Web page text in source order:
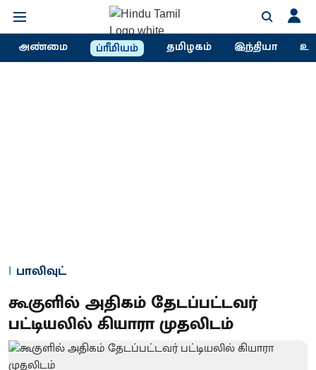
அண்மை ப்ரீமியம் தமிழகம் இந்தியா
பாலிவுட்
கூகுளில் அதிகம் தேடப்பட்டவர்
பட்டியலில் கியாரா முதலிடம்